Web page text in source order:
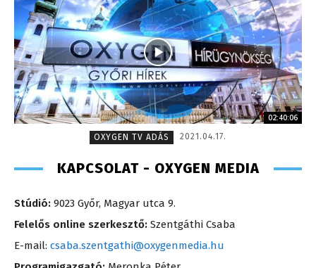
02:40:06
OXYGEN TV ADÁS
2021.04.17.
KAPCSOLAT - OXYGEN MEDIA
Stúdió: 9023 Győr, Magyar utca 9.
Felelős online szerkesztő: Szentgáthi Csaba
E-mail: csaba.szentgathi@oxygenmedia.hu